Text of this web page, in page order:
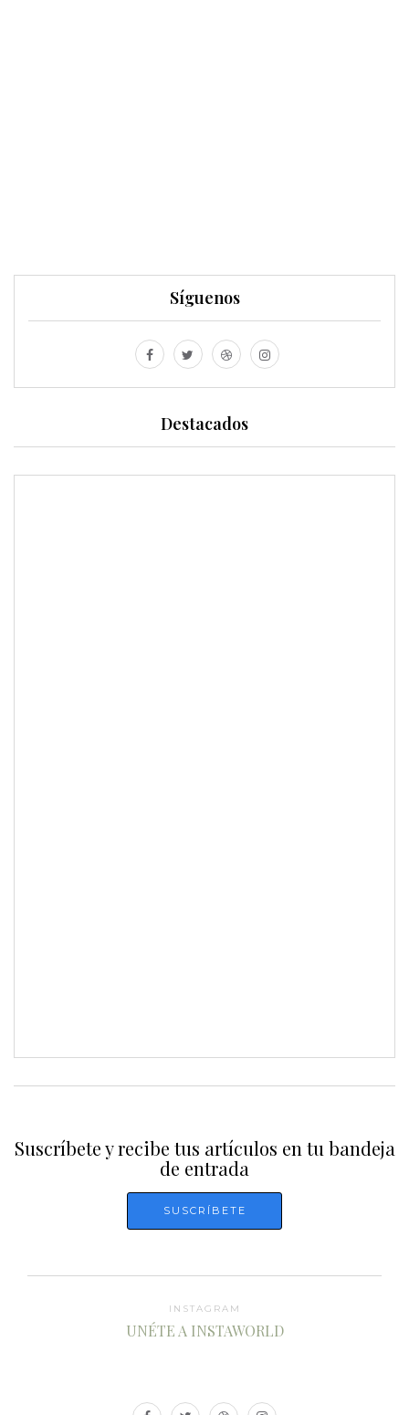
Síguenos
Destacados
Suscríbete y recibe tus artículos en tu bandeja
de entrada
INSTAGRAM
UNÉTE A INSTAWORLD